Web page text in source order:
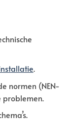
.
normen (NEN-
problemen.